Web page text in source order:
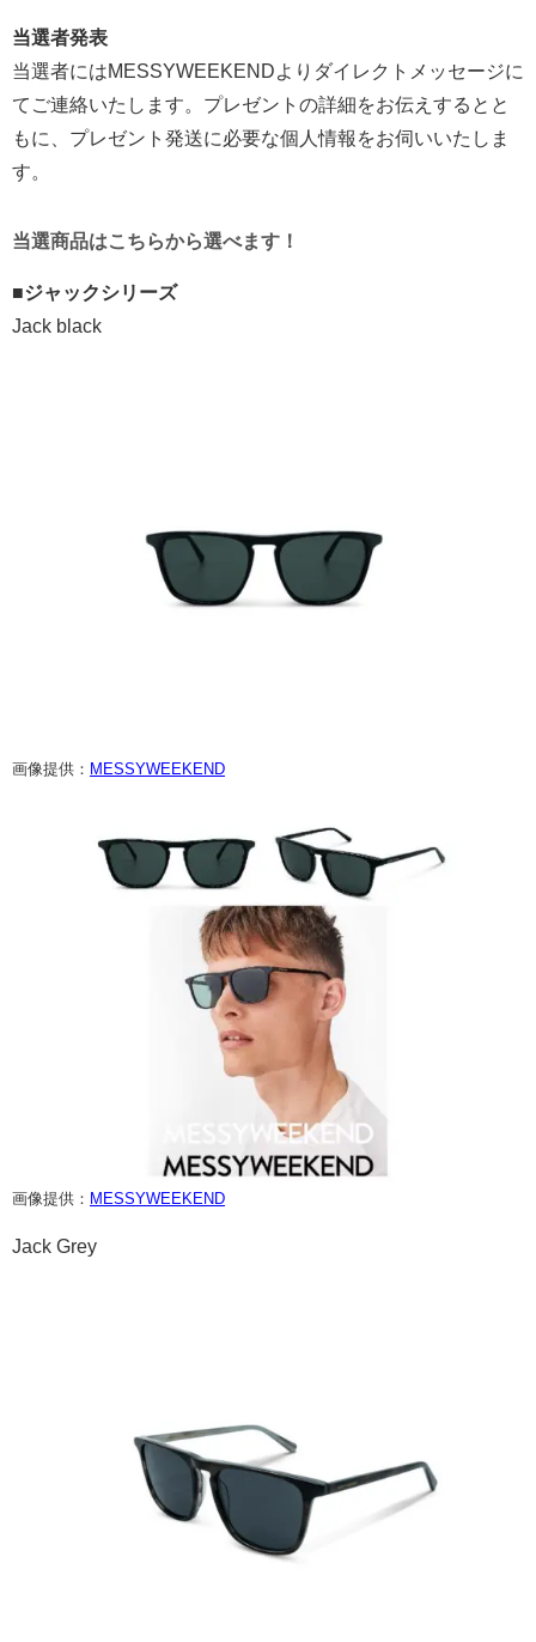
当選者発表
当選者にはMESSYWEEKENDよりダイレクトメッセージに
てご連絡いたします。プレゼントの詳細をお伝えするとと
もに、プレゼント発送に必要な個人情報をお伺いいたしま
す。
当選商品はこちらから選べます！
■ジャックシリーズ
Jack black
画像提供： MESSYWEEKEND
画像提供： MESSYWEEKEND
Jack Grey